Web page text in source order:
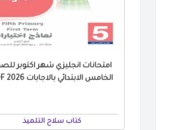
امتحانات انجليزي شهر اكتوبر
الخامس الابتدائي بالاجابات 2026 PDF
كتاب سلاح التلميذ